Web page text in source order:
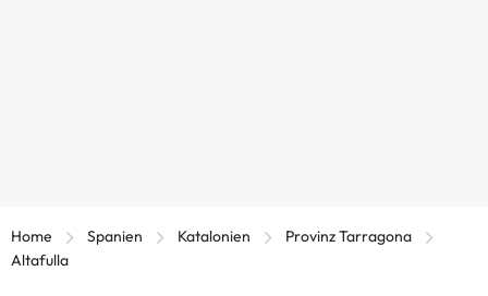
Home Spanien Katalonien
Provinz Tarragona
Altafulla